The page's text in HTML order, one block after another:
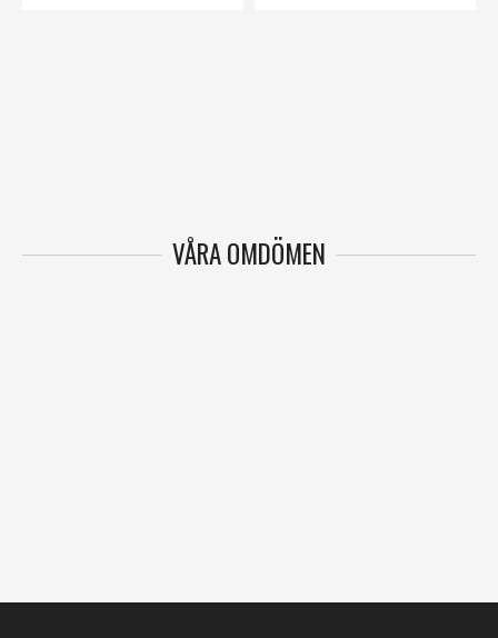
VÅRA OMDÖMEN